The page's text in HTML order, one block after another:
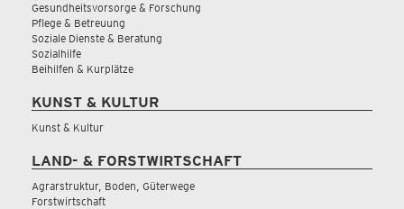
Gesundheitsvorsorge & Forschung
Pflege & Betreuung
Soziale Dienste & Beratung
Sozialhilfe
Beihilfen & Kurplätze
KUNST & KULTUR
Kunst & Kultur
LAND- & FORSTWIRTSCHAFT
Agrarstruktur, Boden, Güterwege
Forstwirtschaft